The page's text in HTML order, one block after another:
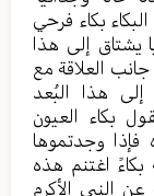
بکاء فرحي
یشتاق إلی هذا
العلاقة مع
إلی هذا البُعد
بکاء العیون
وجدتموها
بکاءً اغتنم هذه
عن النبي الأکرم